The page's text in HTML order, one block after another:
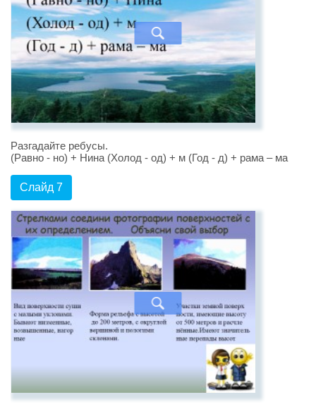
Разгадайте ребусы.
(Равно - но) + Нина (Холод - од) + м (Год - д) + рама – ма
Слайд 7